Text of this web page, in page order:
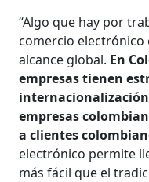
“Algo que hay por
comercio electrónico
alcance global. En
empresas tienen
empresas
a clientes
electrónico permite
más fácil que el